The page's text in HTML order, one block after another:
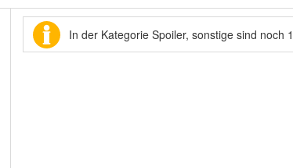
In der Kategorie Spoiler, sonstige sind noch